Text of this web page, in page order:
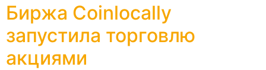
Биржа Coinlocally
запустила торговлю
акциями